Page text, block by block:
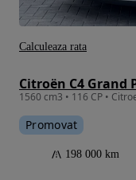
Citroën C4 Grand
Promovat
198 000 km
Calculeaza rata